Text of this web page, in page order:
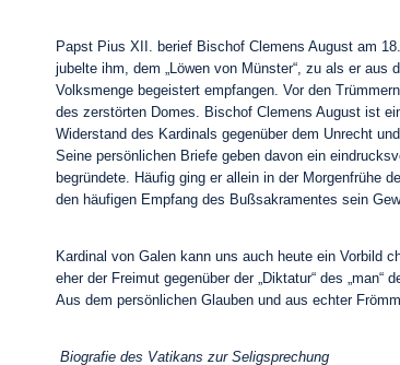
Papst Pius XII. berief Bischof Clemens August am
jubelte ihm, dem „Löwen von Münster“, zu als er
Volksmenge begeistert empfangen. Vor den
des zerstörten Domes. Bischof Clemens August ist
Widerstand des Kardinals gegenüber dem Unrecht
Seine persönlichen Briefe geben davon ein
begründete. Häufig ging er allein in der Morgenfrühe
den häufigen Empfang des Bußsakramentes sein
Kardinal von Galen kann uns auch heute ein Vorbild
eher der Freimut gegenüber der „Diktatur“ des
Aus dem persönlichen Glauben und aus echter
Biografie des Vatikans zur Seligsprechung